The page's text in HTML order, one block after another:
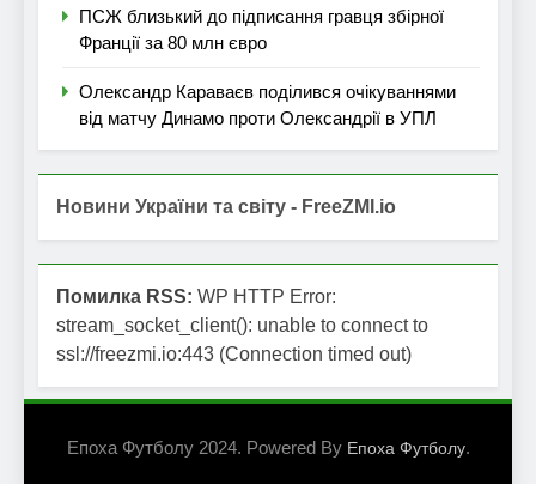
ПСЖ близький до підписання гравця збірної
Франції за 80 млн євро
Олександр Караваєв поділився очікуваннями
від матчу Динамо проти Олександрії в УПЛ
Новини України та світу - FreeZMI.io
Помилка RSS: WP HTTP Error:
stream_socket_client(): unable to connect to
ssl://freezmi.io:443 (Connection timed out)
Епоха Футболу 2024. Powered By Епоха Футболу.